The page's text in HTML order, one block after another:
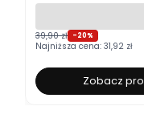
39,90 zł -20%
Najniższa cena: 31,92 zł
Zobacz